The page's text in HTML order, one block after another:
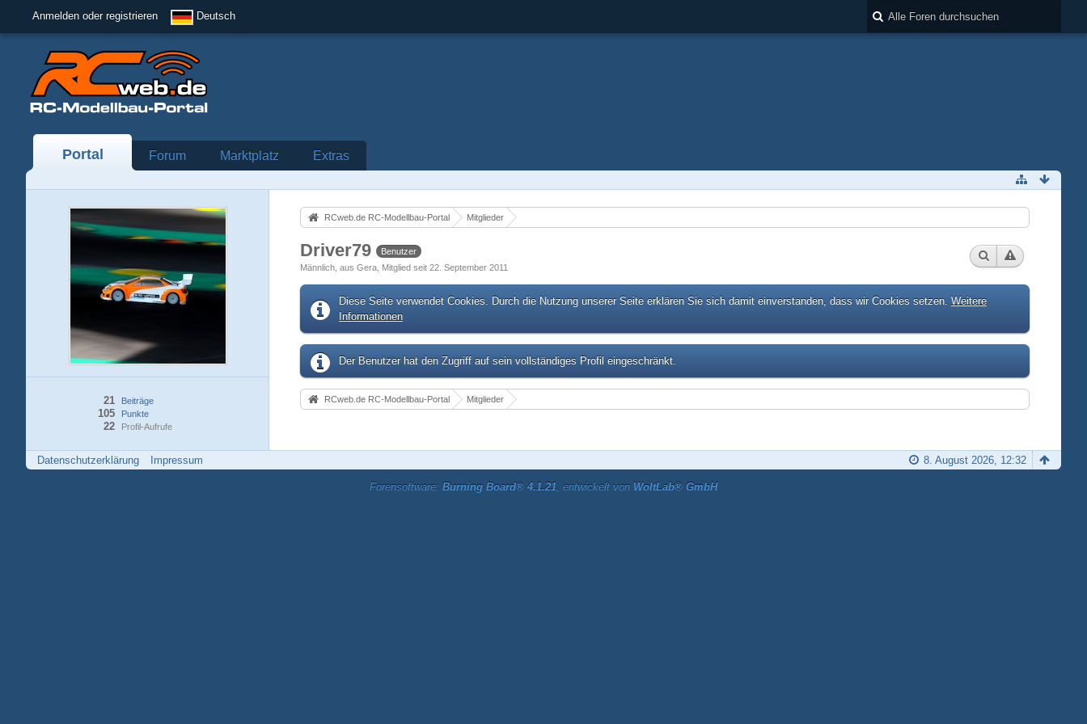
Anmelden oder registrieren Deutsch
Portal Forum Marktplatz Extras
Beiträge
21
Punkte
105
Profil-Aufrufe
22
RCweb.de RC-Modellbau-Portal Mitglieder
Driver79
Benutzer
Männlich aus Gera Mitglied seit 22. September 2011
Diese Seite verwendet Cookies. Durch die Nutzung unserer Seite erklären Sie sich damit einverstanden, dass wir Cookies setzen. Weitere
Informationen
Der Benutzer hat den Zugriff auf sein vollständiges Profil eingeschränkt.
RCweb.de RC-Modellbau-Portal Mitglieder
Datenschutzerklärung Impressum 8. August 2026, 12:32
Forensoftware: Burning Board® 4.1.21, entwickelt von WoltLab® GmbH